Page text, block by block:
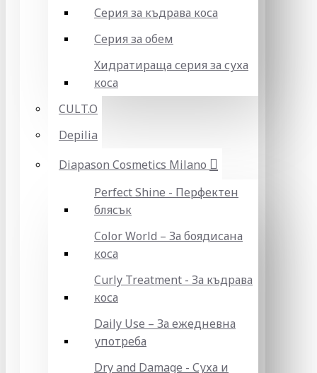
Серия за къдрава коса
Серия за обем
Хидратираща серия за суха
коса
CULT.O
Depilia
Diapason Cosmetics Milano
Perfect Shine - Перфектен
блясък
Color World – За боядисана
коса
Curly Treatment - За къдрава
коса
Daily Use – За ежедневна
употреба
Dry and Damage - Суха и